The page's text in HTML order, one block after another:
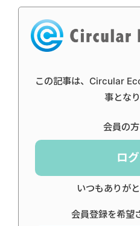
この記事は、Circular
事となり
会員の
ロ
いつもありが
会員登録を希望